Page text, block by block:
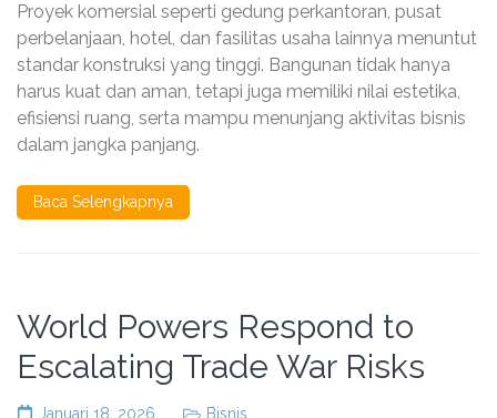
Baja
Terpercaya
untuk
Proyek
Komersial
Proyek komersial seperti gedung perkantoran, pusat
perbelanjaan, hotel, dan fasilitas usaha lainnya menuntut
standar konstruksi yang tinggi. Bangunan tidak hanya
harus kuat dan aman, tetapi juga memiliki nilai estetika,
efisiensi ruang, serta mampu menunjang aktivitas bisnis
dalam jangka panjang.
Baca Selengkapnya
World Powers Respond to
Escalating Trade War Risks
Januari 18, 2026
Bisnis